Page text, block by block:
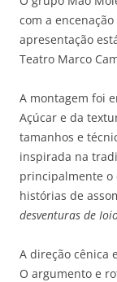
com a
apresentação
Teatro Marco
A montagem foi
Açúcar e da
tamanhos e
inspirada na
principalmente o
histórias de
desventuras de
A direção cênica
O argumento e